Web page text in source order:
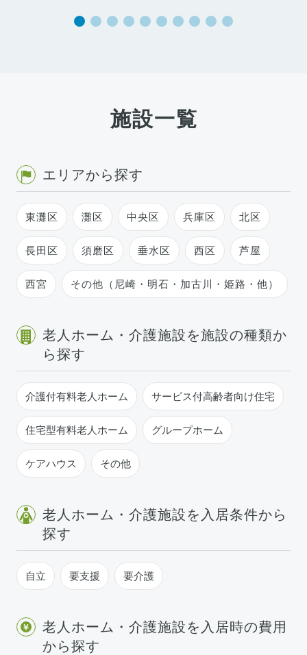
施設一覧
エリアから探す
東灘区 灘区 中央区 兵庫区 北区
長田区 須磨区 垂水区 西区 芦屋
西宮 その他（尼崎・明石・加古川・姫路・他）
老人ホーム・介護施設を施設の種類か
ら探す
介護付有料老人ホーム サービス付高齢者向け住宅
住宅型有料老人ホーム グループホーム
ケアハウス その他
老人ホーム・介護施設を入居条件から
探す
自立 要支援 要介護
老人ホーム・介護施設を入居時の費用
から探す